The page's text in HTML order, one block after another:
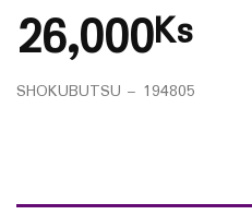
26,000Ks
SHOKUBUTSU – 194805